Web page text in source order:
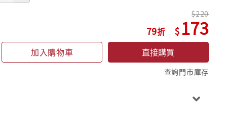
79
220
173
加入購物車 直接購買
查詢門市庫存